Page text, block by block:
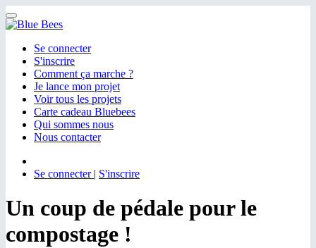
Menu
Se connecter
S'inscrire
Comment ça marche ?
Je lance mon projet
Voir tous les projets
Carte cadeau Bluebees
Qui sommes nous
Nous contacter
Se connecter | S'inscrire
Un coup de pédale pour le
compostage !